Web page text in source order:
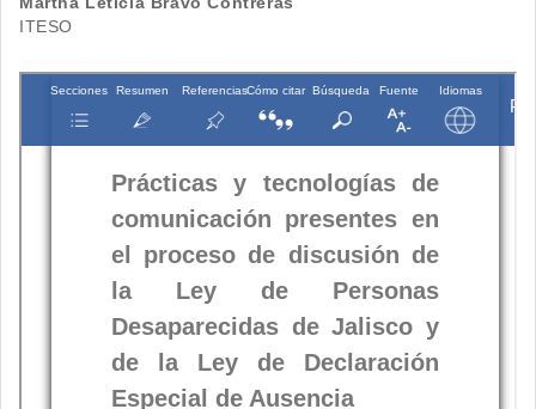
Contenido
del
artículo
ITESO